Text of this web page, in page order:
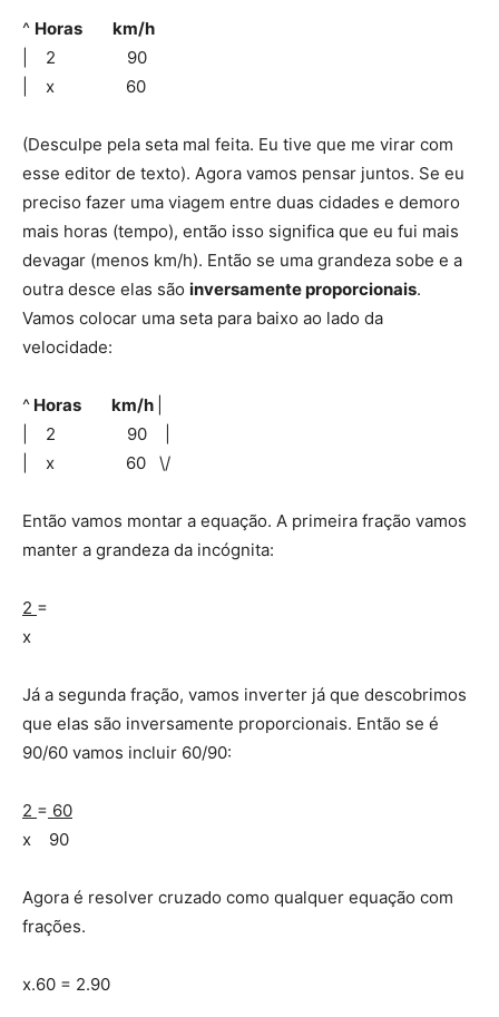
^ Horas km/h
| 2 90
| x 60
(Desculpe pela seta mal feita. Eu tive que me virar com
esse editor de texto). Agora vamos pensar juntos. Se eu
preciso fazer uma viagem entre duas cidades e demoro
mais horas (tempo), então isso significa que eu fui mais
devagar (menos km/h). Então se uma grandeza sobe e a
outra desce elas são inversamente proporcionais.
Vamos colocar uma seta para baixo ao lado da
velocidade:
^ Horas km/h
| 2 90 |
| x 60 \/
Então vamos montar a equação. A primeira fração vamos
manter a grandeza da incógnita:
2 =
x
Já a segunda fração, vamos inverter já que descobrimos
que elas são inversamente proporcionais. Então se é
90/60 vamos incluir 60/90:
2 = 60
x 90
Agora é resolver cruzado como qualquer equação com
frações.
x.60 = 2.90